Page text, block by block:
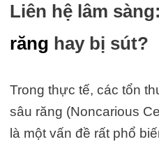
Liên hệ lâm
răng hay bị sút?
Trong thực tế, các tổn
sâu răng (Noncarious
là một vấn đề rất phổ